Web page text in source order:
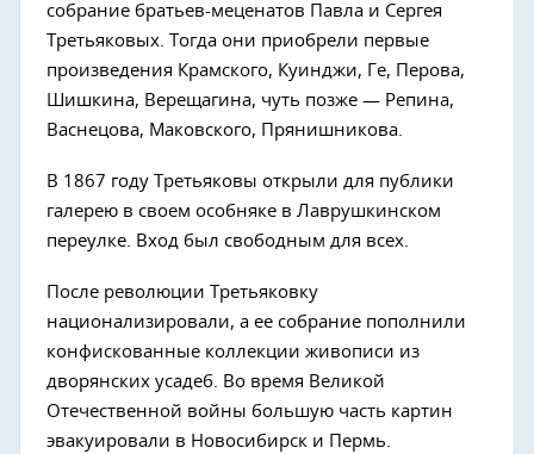
собрание братьев-меценатов Павла и Сергея
Третьяковых. Тогда они приобрели первые
произведения Крамского, Куинджи, Ге, Перова,
Шишкина, Верещагина, чуть позже — Репина,
Васнецова, Маковского, Прянишникова.
В 1867 году Третьяковы открыли для публики
галерею в своем особняке в Лаврушкинском
переулке. Вход был свободным для всех.
После революции Третьяковку
национализировали, а ее собрание пополнили
конфискованные коллекции живописи из
дворянских усадеб. Во время Великой
Отечественной войны большую часть картин
эвакуировали в Новосибирск и Пермь.